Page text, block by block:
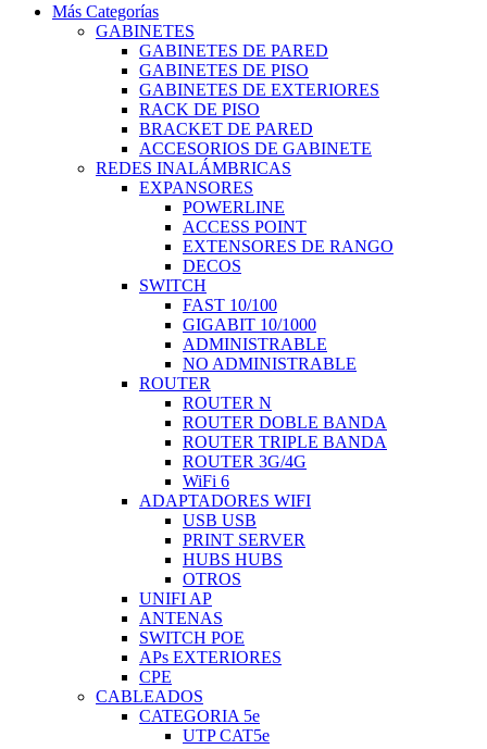
Más Categorías
GABINETES
GABINETES DE PARED
GABINETES DE PISO
GABINETES DE EXTERIORES
RACK DE PISO
BRACKET DE PARED
ACCESORIOS DE GABINETE
REDES INALÁMBRICAS
EXPANSORES
POWERLINE
ACCESS POINT
EXTENSORES DE RANGO
DECOS
SWITCH
FAST 10/100
GIGABIT 10/1000
ADMINISTRABLE
NO ADMINISTRABLE
ROUTER
ROUTER N
ROUTER DOBLE BANDA
ROUTER TRIPLE BANDA
ROUTER 3G/4G
WiFi 6
ADAPTADORES WIFI
USB USB
PRINT SERVER
HUBS HUBS
OTROS
UNIFI AP
ANTENAS
SWITCH POE
APs EXTERIORES
CPE
CABLEADOS
CATEGORIA 5e
UTP CAT5e